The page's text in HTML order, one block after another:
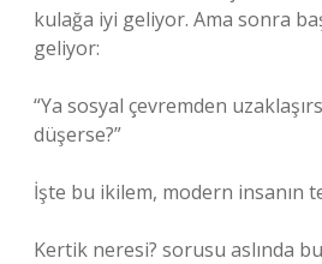
kulağa iyi geliyor. Ama sonra
geliyor:
“Ya sosyal çevremden
düşerse?”
İşte bu ikilem, modern insanın
Kertik neresi? sorusu aslında